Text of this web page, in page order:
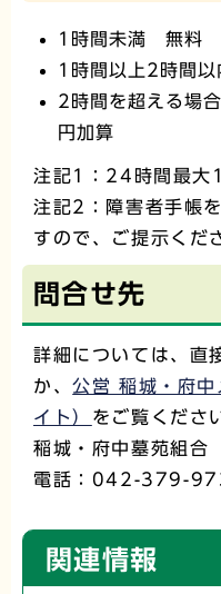
1時間未満 無料
1時間以上2時間
2時間を超える場
円加算
注記1：24時間最大
注記2：障害者手帳
すので、ご提示くだ
問合せ先
詳細については、直
か、公営 稲城・府中
イト） をご覧くださ
稲城・府中墓苑組合
電話：042-379-
関連情報